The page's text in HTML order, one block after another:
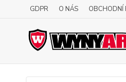
GDPR O NÁS OBCHODNÍ